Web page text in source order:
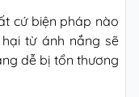
cứ biện pháp nào
từ ánh nắng sẽ
dễ bị tổn thương